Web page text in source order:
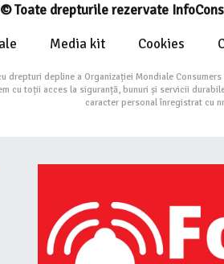
© Toate drepturile rezervate
Media kit Cookies
drepturi depline a Organizației Mondiale
cu toții acces la siguranță, bunuri și servicii
caracter personal înregistrat cu